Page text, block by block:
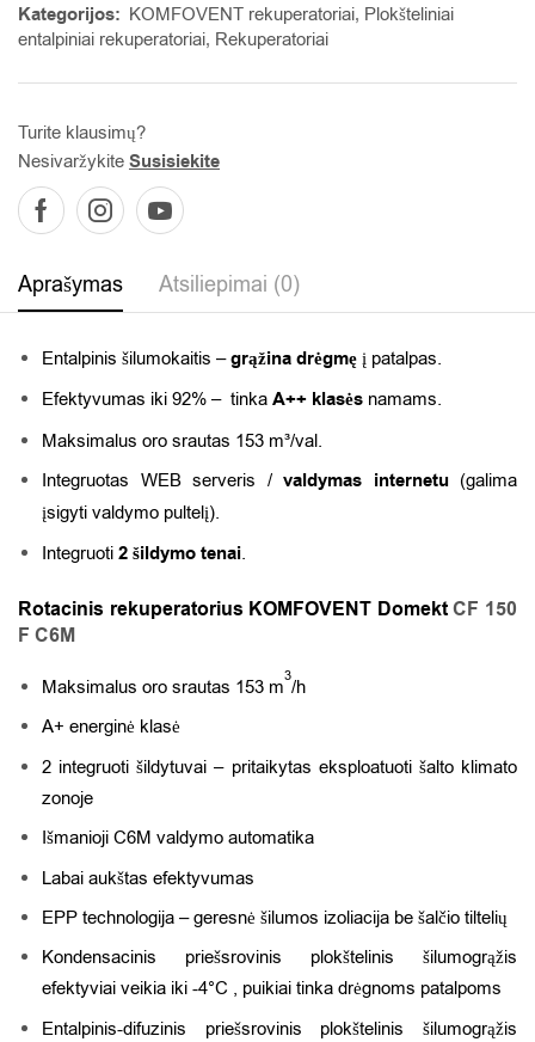
Kategorijos: KOMFOVENT rekuperatoriai, Plokšteliniai
entalpiniai rekuperatoriai, Rekuperatoriai
Turite klausimų?
Nesivaržykite Susisiekite
Aprašymas Atsiliepimai (0)
Entalpinis šilumokaitis –grąžina drėgmę į patalpas.
Efektyvumas iki 92% – tinka A++ klasės namams.
Maksimalus oro srautas 153 m³/val.
Integruotas WEB serveris / valdymas internetu(galima
įsigyti valdymo pultelį).
Integruoti 2 šildymo tenai.
Rotacinis rekuperatorius KOMFOVENT DomektCF 150
F C6M
Maksimalus oro srautas 153 m3/h
A+ energinė klasė
2 integruoti šildytuvai – pritaikytas eksploatuoti šalto klimato
zonoje
Išmanioji C6M valdymo automatika
Labai aukštas efektyvumas
EPP technologija – geresnė šilumos izoliacija be šalčio tiltelių
Kondensacinis priešsrovinis plokštelinis šilumogrąžis
efektyviai veikia iki -4°C , puikiai tinka drėgnoms patalpoms
Entalpinis-difuzinis priešsrovinis plokštelinis šilumogrąžis